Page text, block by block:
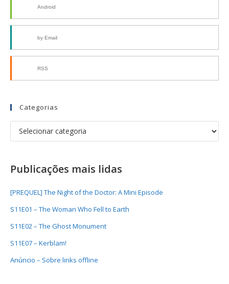
Android
by Email
RSS
Categorias
Publicações mais lidas
[PREQUEL] The Night of the Doctor: A Mini Episode
S11E01 – The Woman Who Fell to Earth
S11E02 – The Ghost Monument
S11E07 – Kerblam!
Anúncio – Sobre links offline